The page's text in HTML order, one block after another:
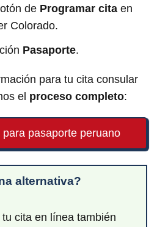
de Programar cita en
Colorado.
Pasaporte.
para tu cita consular
el proceso completo:
pasaporte peruano
alternativa?
cita en línea también